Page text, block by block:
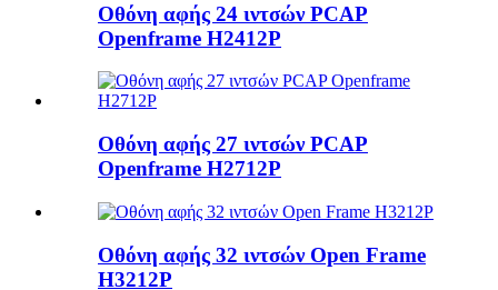
Οθόνη αφής 24 ιντσών PCAP
Openframe H2412P
Οθόνη αφής 27 ιντσών PCAP
Openframe H2712P
Οθόνη αφής 32 ιντσών Open Frame
H3212P